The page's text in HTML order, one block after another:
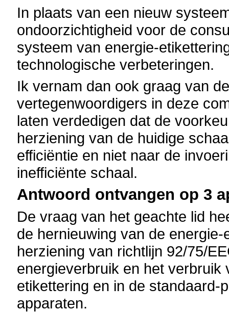
In plaats van een nieuw
ondoorzichtigheid voor de
systeem van energie-
technologische verbeteringen.
Ik vernam dan ook graag van
vertegenwoordigers in deze
laten verdedigen dat de
herziening van de huidige
efficiëntie en niet naar de
inefficiënte schaal.
Antwoord ontvangen op 3
De vraag van het geachte lid
de hernieuwing van de
herziening van richtlijn 92/75/
energieverbruik en het
etikettering en in de standaard-
apparaten.